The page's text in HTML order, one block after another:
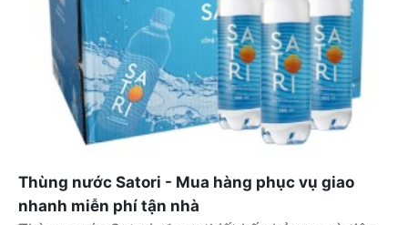
Thùng nước Satori - Mua hàng phục vụ giao
nhanh miễn phí tận nhà